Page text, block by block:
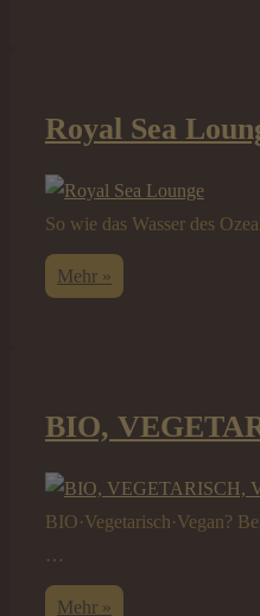
Royal Sea
So wie das Wasser des
Royal
Sea
Mehr »
BIO,
BIO·Vegetarisch·Vegan?
…
BIO,
Mehr »